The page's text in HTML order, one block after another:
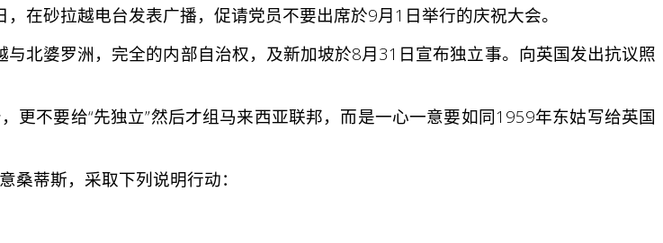
砂拉越电台发表广播，促请党员不要出席於9月1日举行的庆祝大会。
北婆罗洲，完全的内部自治权，及新加坡於8月31日宣布独立事。向英国发出抗议照
不要给“先独立”然后才组马来西亚联邦，而是一心一意要如同1959年东姑写给英国
蒂斯，采取下列说明行动：